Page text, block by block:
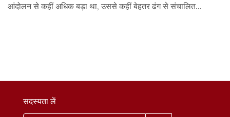
आंदोलन से कहीं अधिक बड़ा था, उससे कहीं बेहतर ढंग से संचालित...
सदस्यता लें